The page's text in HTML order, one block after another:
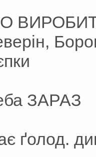
ЗАРАЗ
ґолод.